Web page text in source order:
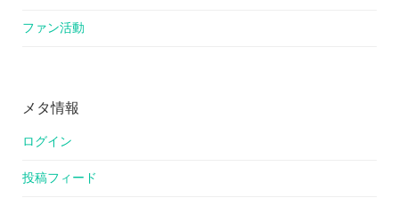
ファン活動
メタ情報
ログイン
投稿フィード